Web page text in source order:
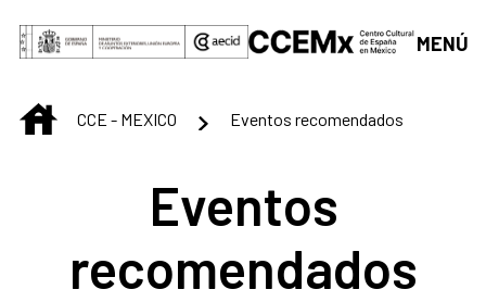
Saltar al contenido principal
MENÚ
INICIOCCE - MEXICO Eventos recomendados
Eventos
recomendados